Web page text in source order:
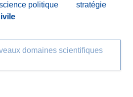
politique
stratégie
domaines scientifiques